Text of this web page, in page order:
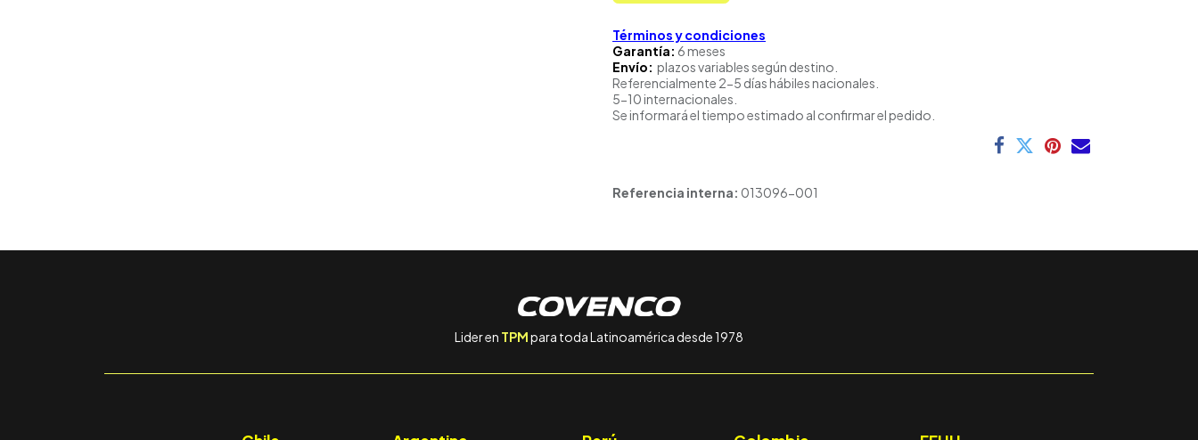
Términos y condiciones
Garantía: 6 meses
Envío: plazos variables según destino.
Referencialmente 2-5 días hábiles nacionales.
5-10 internacionales.
Se informará el tiempo estimado al confirmar el pedido.
Referencia interna: 013096-001
Lider en TPMpara toda Latinoamérica desde 1978